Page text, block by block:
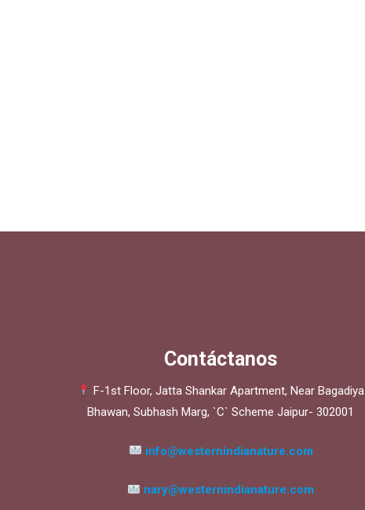
Contáctanos
F-1st Floor, Jatta Shankar Apartment, Near Bagadiya
Bhawan, Subhash Marg, `C` Scheme Jaipur- 302001
info@westernindianature.com
nary@westernindianature.com